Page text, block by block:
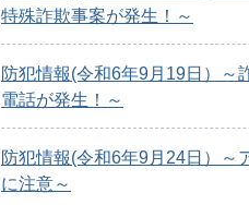
特殊詐欺事案が発生！～
防犯情報(令和6年9月19日）～
電話が発生！～
防犯情報(令和6年9月24日）～
に注意～